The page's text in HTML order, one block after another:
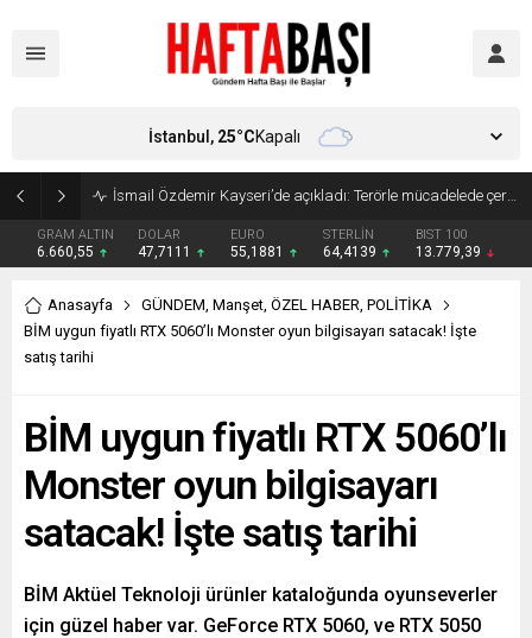
Süleyman Soylu ‘çok korktum’ deyip ilk kez açıkladı: En büyük tehdit dışarısıdır!
GRAM ALTIN
6.660,55
DOLAR
47,7111
EURO
55,1881
STERLİN
64,4139
BIST 100
13.779,39
İstanbul, 25°CKapalı
Anasayfa GÜNDEM, Manşet, ÖZEL HABER, POLİTİKA
BİM uygun fiyatlı RTX 5060’lı Monster oyun bilgisayarı satacak! İşte
satış tarihi
BİM uygun fiyatlı RTX 5060’lı
Monster oyun bilgisayarı
satacak! İşte satış tarihi
BİM Aktüel Teknoloji ürünler kataloğunda oyunseverler
için güzel haber var. GeForce RTX 5060, ve RTX 5050